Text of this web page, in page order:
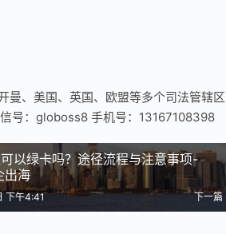
曼、美国、英国、欧盟等多个司法管辖
号：globoss8 手机号：13167108398
以绿卡吗？途径流程与注意事项-
出海
下一篇
下午4:41